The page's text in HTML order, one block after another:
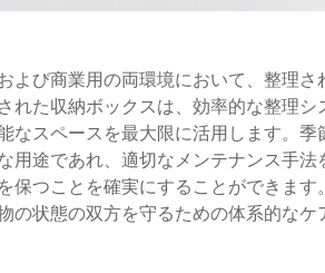
よび商業用の両環境において、整理さ
れた収納ボックスは、効率的な整理シ
なスペースを最大限に活用します。
用途であれ、適切なメンテナンス手法
保つことを確実にすることができます
の状態の双方を守るための体系的なケ